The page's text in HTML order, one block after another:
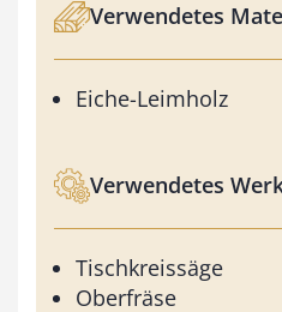
Verwendetes
Eiche-Leimholz
Verwendetes
Tischkreissäge
Oberfräse